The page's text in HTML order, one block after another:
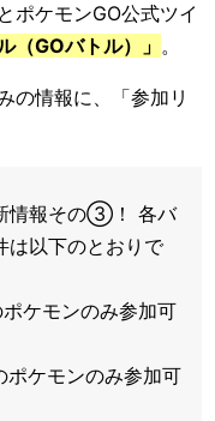
ポケモンGO公式ツイ
（GOバトル）」 。
の情報に、「参加リ
情報その③！ 各バ
は以下のとおりで
ケモンのみ参加可
ケモンのみ参加可